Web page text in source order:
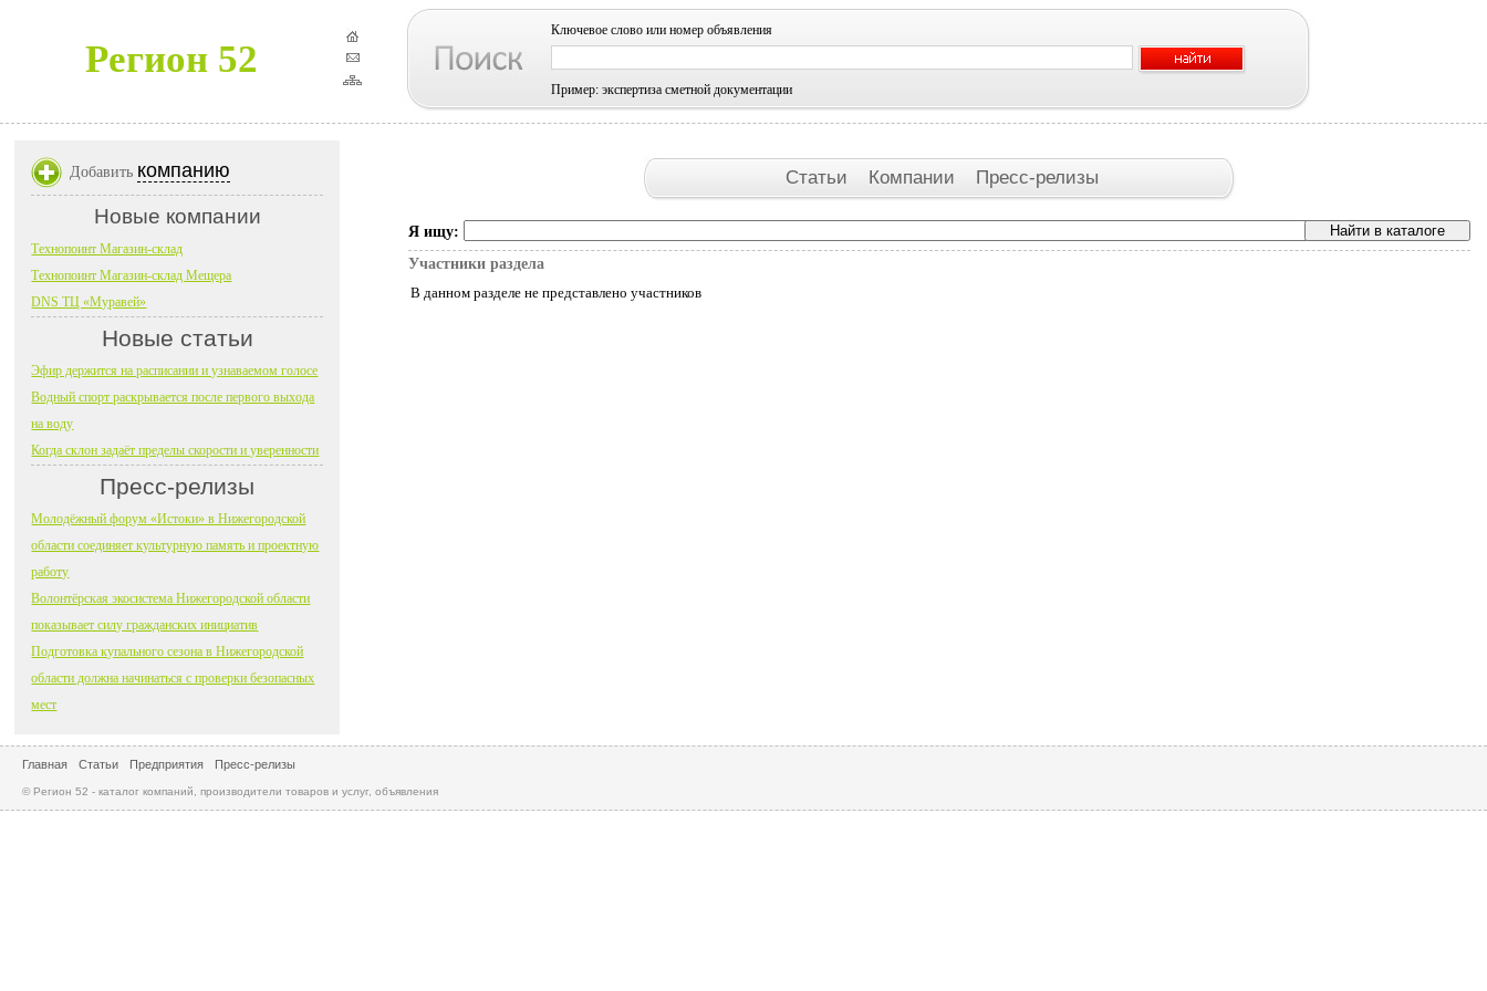
Регион 52
Ключевое слово или номер объявления
Пример: экспертиза сметной документации
Статьи Компании Пресс-релизы
Я ищу:
Участники раздела
В данном разделе не представлено участников
Добавить компанию
Новые компании
Технопоинт Магазин-склад
Технопоинт Магазин-склад Мещера
DNS ТЦ «Муравей»
Новые статьи
Эфир держится на расписании и узнаваемом голосе
Водный спорт раскрывается после первого выхода
на воду
Когда склон задаёт пределы скорости и уверенности
Пресс-релизы
Молодёжный форум «Истоки» в Нижегородской
области соединяет культурную память и проектную
работу
Волонтёрская экосистема Нижегородской области
показывает силу гражданских инициатив
Подготовка купального сезона в Нижегородской
области должна начинаться с проверки безопасных
мест
Главная Статьи Предприятия Пресс-релизы
© Регион 52 - каталог компаний, производители товаров и услуг, объявления